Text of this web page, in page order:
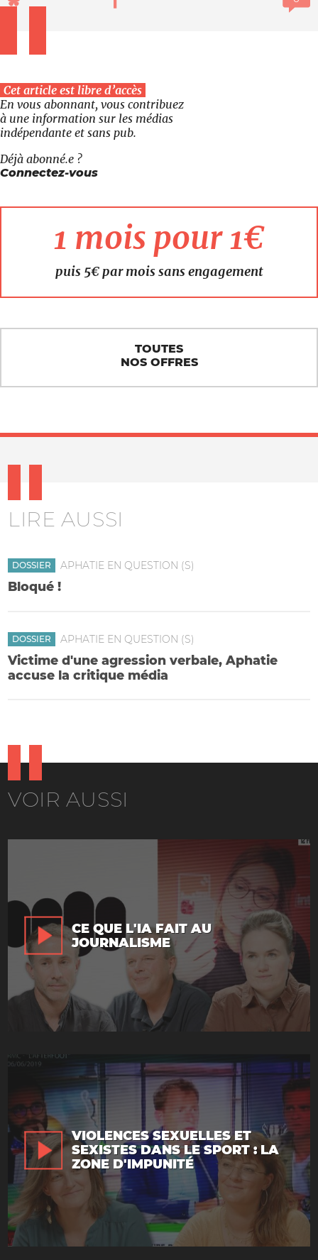
Cet article est libre d’accès
En vous abonnant, vous contribuez
à une information sur les médias
indépendante et sans pub.
Déjà abonné.e ?
Connectez-vous
1 mois pour 1€
puis 5€ par mois sans engagement
TOUTES
NOS OFFRES
LIRE AUSSI
DOSSIER APHATIE EN QUESTION (S)
Bloqué !
DOSSIER APHATIE EN QUESTION (S)
Victime d'une agression verbale, Aphatie
accuse la critique média
VOIR AUSSI
CE QUE L'IA FAIT AU
JOURNALISME
VIOLENCES SEXUELLES ET
SEXISTES DANS LE SPORT : LA
ZONE D'IMPUNITÉ